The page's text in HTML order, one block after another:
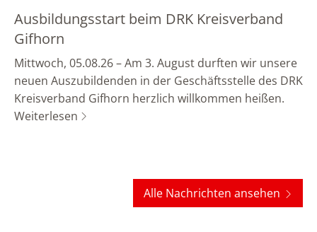
Ausbildungsstart beim DRK Kreisverband
Gifhorn
Mittwoch, 05.08.26 – Am 3. August durften wir unsere
neuen Auszubildenden in der Geschäftsstelle des DRK
Kreisverband Gifhorn herzlich willkommen heißen.
Weiterlesen
Alle Nachrichten ansehen